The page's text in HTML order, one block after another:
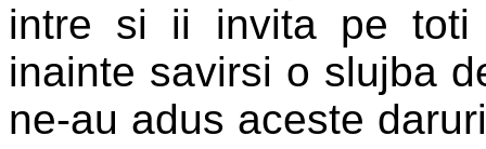
intre si ii invita pe
inainte savirsi o slujba
ne-au adus aceste